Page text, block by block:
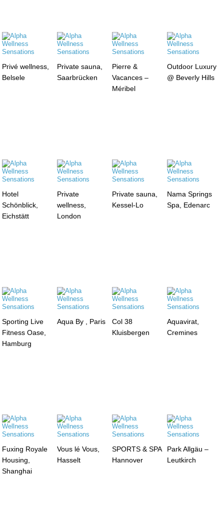
Privé wellness,
Belsele
Private sauna,
Saarbrücken
Pierre &
Vacances –
Méribel
Outdoor Luxury
@ Beverly Hills
Hotel
Schönblick,
Eichstätt
Private
wellness,
London
Private sauna,
Kessel-Lo
Nama Springs
Spa, Edenarc
Sporting Live
Fitness Oase,
Hamburg
Aqua By , Paris
Col 38
Kluisbergen
Aquavirat,
Cremines
Fuxing Royale
Housing,
Shanghai
Vous lé Vous,
Hasselt
SPORTS & SPA
Hannover
Park Allgäu –
Leutkirch